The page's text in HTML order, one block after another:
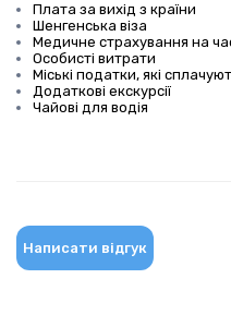
Плата за вихід з країни
Шенгенська віза
Медичне страхування на
Особисті витрати
Міські податки, які
Додаткові екскурсії
Чайові для водія
Написати відгук